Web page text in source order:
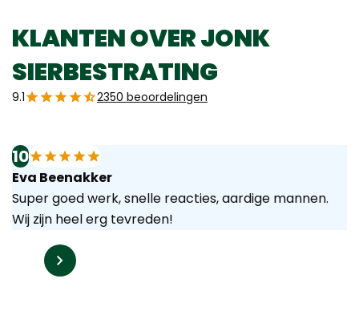
KLANTEN OVER JONK
SIERBESTRATING
9.1 2350 beoordelingen
10
Eva Beenakker
Super goed werk, snelle reacties, aardige mannen.
Wij zijn heel erg tevreden!